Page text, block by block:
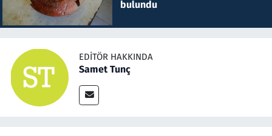
bulundu
EDITÖR HAKKINDA
Samet Tunç